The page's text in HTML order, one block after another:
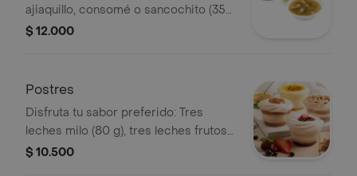
ajiaquillo, consomé o sancochito (350
g)
$ 12.000
Postres
Disfruta tu sabor preferido: Tres
leches milo (80 g), tres leches frutos
rojos (90 g), combinado de maracuyá
$ 10.500